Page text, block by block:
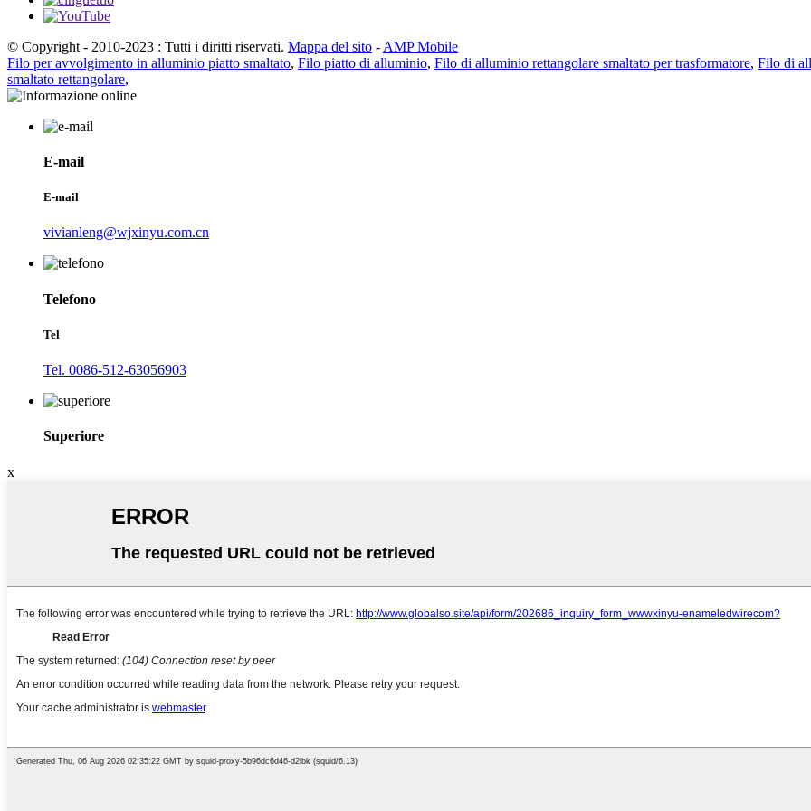
© Copyright - 2010-2023 : Tutti i diritti riservati. Mappa del sito - AMP Mobile
Filo per avvolgimento in alluminio piatto smaltato, Filo piatto di alluminio, Filo di alluminio rettangolare smaltato per trasformatore, Filo di
smaltato rettangolare,
E-mail
E-mail
vivianleng@wjxinyu.com.cn
Telefono
Tel
Tel. 0086-512-63056903
Superiore
x